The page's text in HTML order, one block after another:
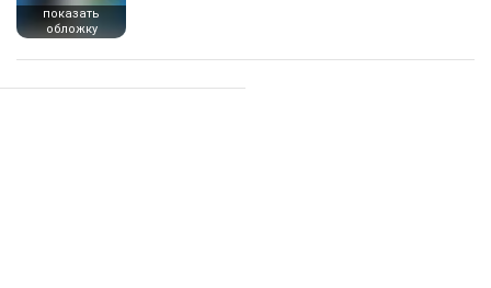
показать
обложку